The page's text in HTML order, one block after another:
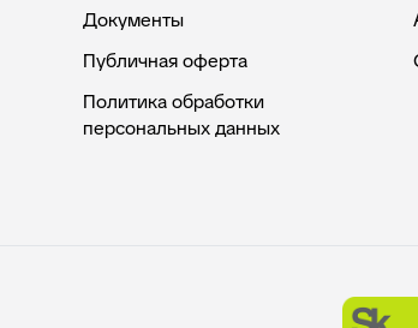
Документы
Публичная оферта
Политика обработки
персональных данных